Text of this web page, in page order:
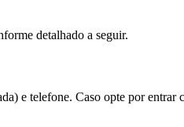
detalhado a seguir.
e telefone. Caso opte por entrar